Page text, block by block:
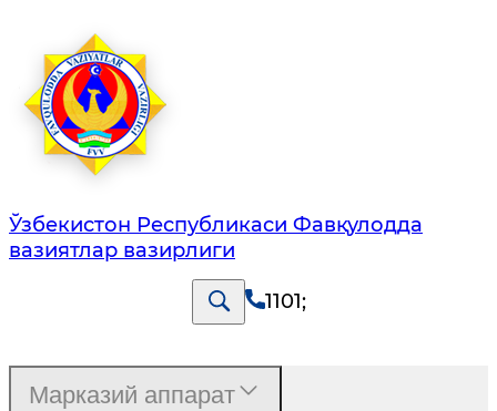
Ўзбекистон Республикаси Фавқулодда
вазиятлар вазирлиги
1101;
Марказий аппарат